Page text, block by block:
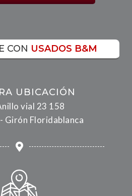
CON USADOS B&M
UBICACIÓN
vial 23 158
Girón Floridablanca